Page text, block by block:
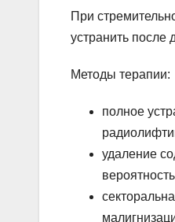
При
устранить после
Методы терапии:
полное
удаление